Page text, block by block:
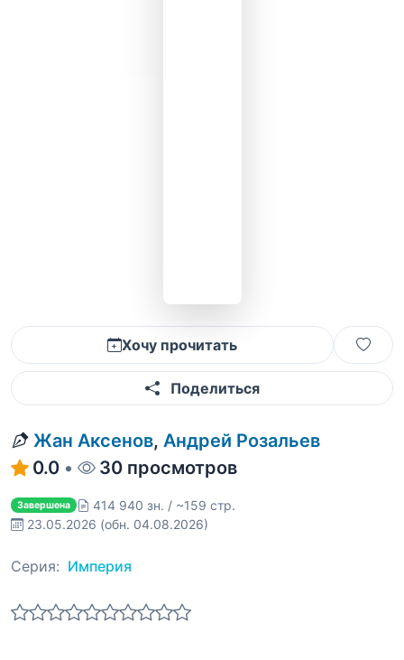
Хочу прочитать
Поделиться
Жан Аксенов, Андрей Розальев
0.0 • 30 просмотров
Завершена
414 940 зн. / ~159 стр.
23.05.2026 (обн. 04.08.2026)
Серия: Империя